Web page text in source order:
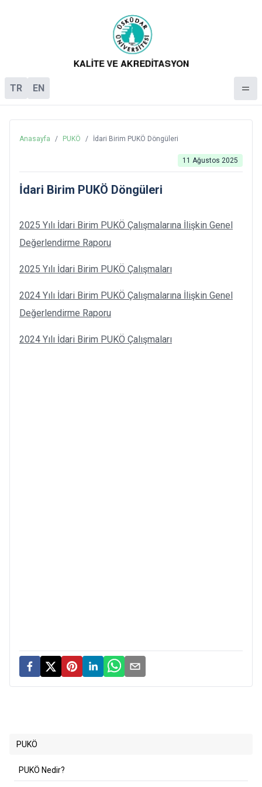
TR EN
Anasayfa / PUKÖ / İdari Birim PUKÖ Döngüleri
11 Ağustos 2025
İdari Birim PUKÖ Döngüleri
2025 Yılı İdari Birim PUKÖ Çalışmalarına İlişkin Genel
Değerlendirme Raporu
2025 Yılı İdari Birim PUKÖ Çalışmaları
2024 Yılı İdari Birim PUKÖ Çalışmalarına İlişkin Genel
Değerlendirme Raporu
2024 Yılı İdari Birim PUKÖ Çalışmaları
PUKÖ
PUKÖ Nedir?